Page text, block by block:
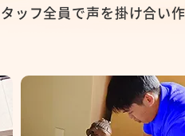
ッフ全員で声を掛け合い